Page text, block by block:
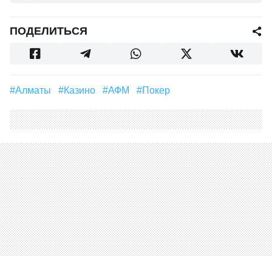
ПОДЕЛИТЬСЯ
#Алматы #Казино #АФМ #покер